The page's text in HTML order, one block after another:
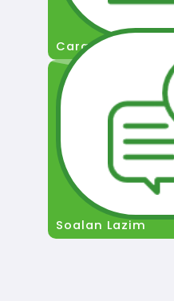
Cara Permohonan
Soalan Lazim